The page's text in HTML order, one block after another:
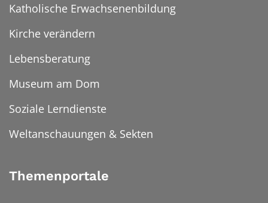
Katholische Erwachsenenbildung
Kirche verändern
Lebensberatung
Museum am Dom
Soziale Lerndienste
Weltanschauungen & Sekten
Themenportale